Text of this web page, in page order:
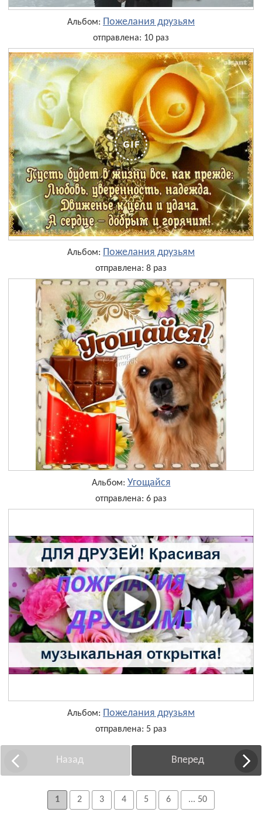
Альбом: Пожелания друзьям
отправлена: 10 раз
Альбом: Пожелания друзьям
отправлена: 8 раз
Альбом: Угощайся
отправлена: 6 раз
Альбом: Пожелания друзьям
отправлена: 5 раз
Назад Вперед
1 2 3 4 5 6 ... 50